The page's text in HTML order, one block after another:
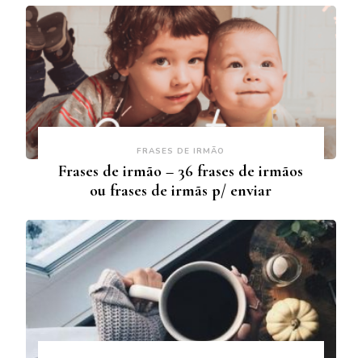
FRASES DE IRMÃO
Frases de irmão – 36 frases de irmãos
ou frases de irmãs p/ enviar